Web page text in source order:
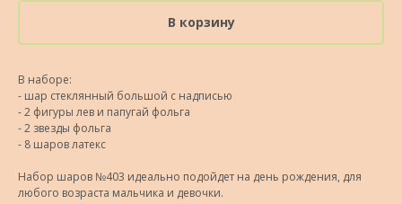
В корзину
В наборе:
- шар стеклянный большой с надписью
- 2 фигуры лев и папугай фольга
- 2 звезды фольга
- 8 шаров латекс
Набор шаров №403 идеально подойдет на день рождения, для
любого возраста мальчика и девочки.